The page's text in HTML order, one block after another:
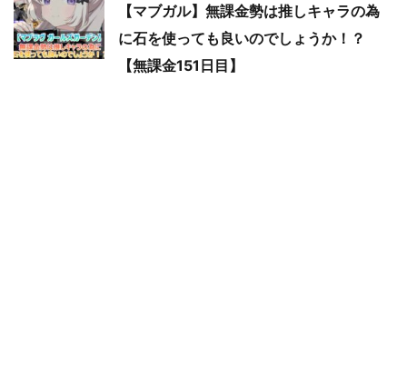
【マブガル】無課金勢は推しキャラの為
に石を使っても良いのでしょうか！？
【無課金151日目】